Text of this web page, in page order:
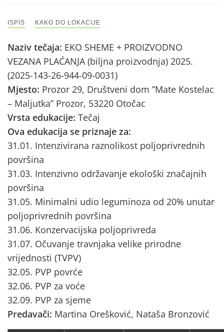
ISPIS KAKO DO LOKACIJE
Naziv tečaja: EKO SHEME + PROIZVODNO
VEZANA PLAĆANJA (biljna proizvodnja) 2025.
(2025-143-26-944-09-0031)
Mjesto: Prozor 29, Društveni dom ”Mate Kostelac
– Maljutka” Prozor, 53220 Otočac
Vrsta edukacije: Tečaj
Ova edukacija se priznaje za:
31.01. Intenzivirana raznolikost poljoprivrednih
površina
31.03. Intenzivno održavanje ekološki značajnih
površina
31.05. Minimalni udio leguminoza od 20% unutar
poljoprivrednih površina
31.06. Konzervacijska poljoprivreda
31.07. Očuvanje travnjaka velike prirodne
vrijednosti (TVPV)
32.05. PVP povrće
32.06. PVP za voće
32.09. PVP za sjeme
Predavači: Martina Orešković, Nataša Bronzović